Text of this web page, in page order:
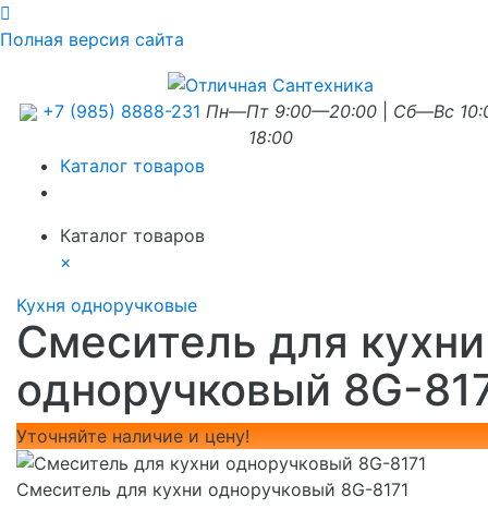
Полная версия сайта
+7 (985) 8888-231 Пн—Пт 9:00—20:00
Сб—Вс
18:00
Каталог товаров
Каталог товаров
×
Кухня одноручковые
Смеситель для кухни
одноручковый 8G-
Уточняйте наличие и цену!
Смеситель для кухни одноручковый 8G-8171